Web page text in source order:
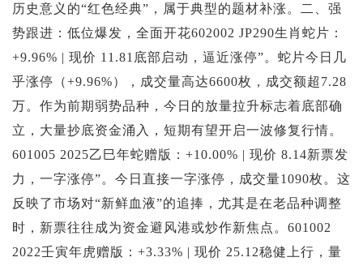
历史意义的“红色经典”，属于典型的题材补涨。二、强
势跟进：低位爆发，全面开花602002 JP290生肖蛇片：
+9.96% | 现价 11.81底部启动，逼近涨停”。蛇片今日几
乎涨停（+9.96%），成交量高达6600枚，成交额超7.28
万。作为前期弱势品种，今日的放量拉升标志着底部确
立，大量抄底资金涌入，短期有望开启一波修复行情。
601005 2025乙巳年蛇赠版：+10.00% | 现价 8.14新票发
力，一字涨停”。今日直接一字涨停，成交量1090枚。这
反映了市场对“新鲜血液”的追捧，尤其是在老品种调整
时，新票往往成为资金避风港或炒作新焦点。601002
2022壬寅年虎赠版：+3.33% | 现价 25.12稳健上行，量